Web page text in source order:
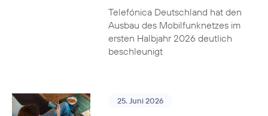
Telefónica Deutschland hat den
Ausbau des Mobilfunknetzes im
ersten Halbjahr 2026 deutlich
beschleunigt
25. Juni 2026